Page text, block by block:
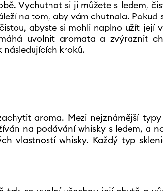
Vychutnat si ji můžete s ledem,
na tom, aby vám chutnala. Pokud
abyste si mohli naplno užít její
uvolnit aromata a zvýraznit
následujících kroků.
aroma. Mezi nejznámější
na podávání whisky s ledem, a
vlastností whisky. Každý typ